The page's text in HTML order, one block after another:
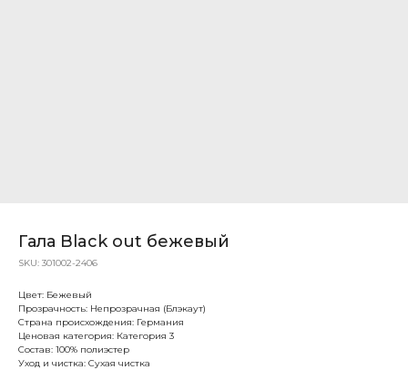
Гала Black out бежевый
SKU: 301002-2406
Цвет: Бежевый
Прозрачность: Непрозрачная (Блэкаут)
Страна происхождения: Германия
Ценовая категория: Категория 3
Состав: 100% полиэстер
Уход и чистка: Сухая чистка